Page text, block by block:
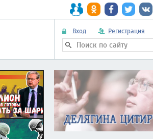
Вход Регистрация